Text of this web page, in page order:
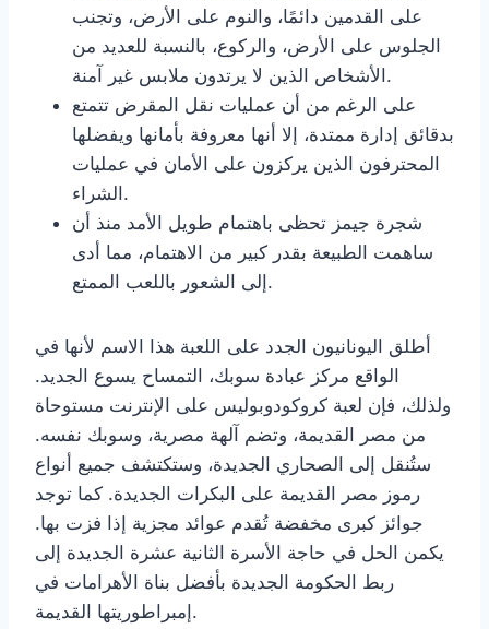
على القدمين دائمًا، والنوم على الأرض، وتجنب
الجلوس على الأرض، والركوع، بالنسبة للعديد من
الأشخاص الذين لا يرتدون ملابس غير آمنة.
على الرغم من أن عمليات نقل المقرض تتمتع
بدقائق إدارة ممتدة، إلا أنها معروفة بأمانها ويفضلها
المحترفون الذين يركزون على الأمان في عمليات
الشراء.
شجرة جيمز تحظى باهتمام طويل الأمد منذ أن
ساهمت الطبيعة بقدر كبير من الاهتمام، مما أدى
إلى الشعور باللعب الممتع.
أطلق اليونانيون الجدد على اللعبة هذا الاسم لأنها في
الواقع مركز عبادة سوبك، التمساح يسوع الجديد.
ولذلك، فإن لعبة كروكودوبوليس على الإنترنت مستوحاة
من مصر القديمة، وتضم آلهة مصرية، وسوبك نفسه.
ستُنقل إلى الصحاري الجديدة، وستكتشف جميع أنواع
رموز مصر القديمة على البكرات الجديدة. كما توجد
جوائز كبرى مخفضة تُقدم عوائد مجزية إذا فزت بها.
يكمن الحل في حاجة الأسرة الثانية عشرة الجديدة إلى
ربط الحكومة الجديدة بأفضل بناة الأهرامات في
إمبراطوريتها القديمة.